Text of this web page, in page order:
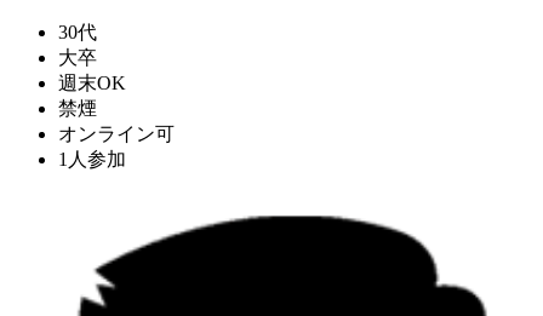
30代
大卒
週末OK
禁煙
オンライン可
1人参加